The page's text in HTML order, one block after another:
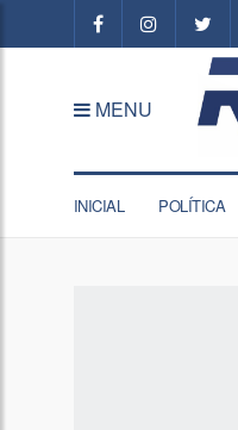
MENU
INICIAL POLÍTICA